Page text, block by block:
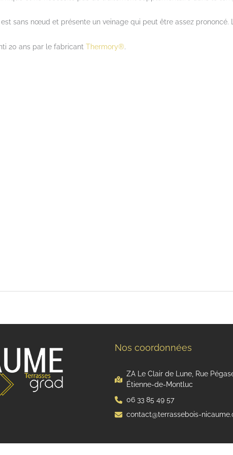
est sans nœud et présente un veinage qui peut être assez
20 ans par le fabricant Thermory®.
Nos coordonnées
ZA Le Clair de Lune, Rue
Étienne-de-Montluc
06 33 85 49 57
contact@terrassebois-